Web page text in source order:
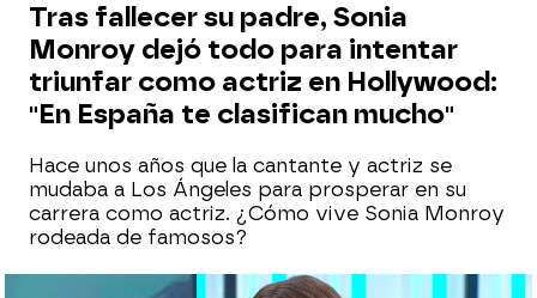
Tras fallecer su padre, Sonia
Monroy dejó todo para intentar
triunfar como actriz en Hollywood:
"En España te clasifican mucho"
Hace unos años que la cantante y actriz se
mudaba a Los Ángeles para prosperar en su
carrera como actriz. ¿Cómo vive Sonia Monroy
rodeada de famosos?